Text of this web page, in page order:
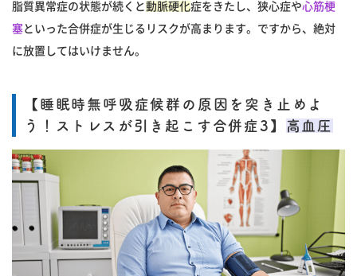
脂質異常症の状態が続くと 動脈硬化症をきたし、狭心症や心筋梗
塞といった合併症が生じるリスクが高まります。ですから、絶対
に放置してはいけません。
【睡眠時無呼吸症候群の原因を突き止めよ
う！ストレスが引き起こす合併症3】
高血圧